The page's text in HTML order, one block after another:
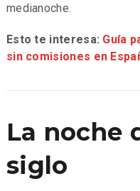
medianoche.
Esto te interesa: Guía
sin comisiones en
La noche
siglo